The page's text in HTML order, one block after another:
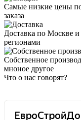
Самые низкие цены
заказа
Доставка по Москве и
регионами
Собственное
мноное другое
Что о нас говорят?